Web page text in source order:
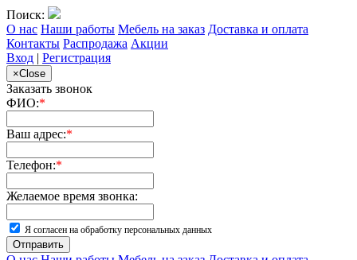
Поиск:
О нас Наши работы Мебель на заказ Доставка и оплата
Контакты Распродажа Акции
Вход | Регистрация
×Close
Заказать звонок
ФИО:*
Ваш адрес:*
Телефон:*
Желаемое время звонка:
Я согласен на обработку персональных данных
Отправить